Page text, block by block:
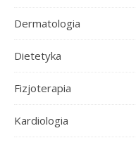
Dermatologia
Dietetyka
Fizjoterapia
Kardiologia